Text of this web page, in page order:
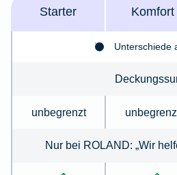
Starter Komfort
Unterschiede
unbegrenzt
Nur bei ROLAND: „Wir